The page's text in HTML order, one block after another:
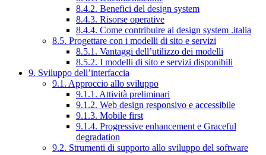
8.4.2. Benefici del design system
8.4.3. Risorse operative
8.4.4. Come contribuire al design system .italia
8.5. Progettare con i modelli di sito e servizi
8.5.1. Vantaggi dell’utilizzo dei modelli
8.5.2. I modelli di sito e servizi disponibili
9. Sviluppo dell’interfaccia
9.1. Approccio allo sviluppo
9.1.1. Attività preliminari
9.1.2. Web design responsivo e accessibile
9.1.3. Mobile first
9.1.4. Progressive enhancement e Graceful
degradation
9.2. Strumenti di supporto allo sviluppo del software